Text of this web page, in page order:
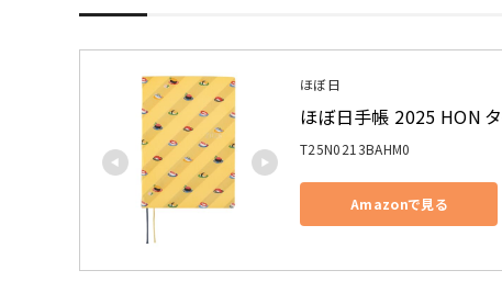
ほぼ日
ほぼ日手帳 2025 HON
T25N0213BAHM0
Amazonで見る